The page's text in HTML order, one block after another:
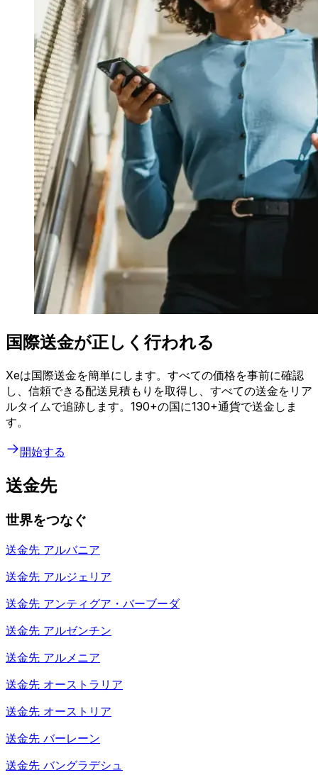
国際送金が正しく行われる
Xeは国際送金を簡単にします。すべての価格を事前に確認
し、信頼できる配送見積もりを取得し、すべての送金をリア
ルタイムで追跡します。190+の国に130+通貨で送金しま
す。
開始する
送金先
世界をつなぐ
送金先 アルバニア
送金先 アルジェリア
送金先 アンティグア・バーブーダ
送金先 アルゼンチン
送金先 アルメニア
送金先 オーストラリア
送金先 オーストリア
送金先 バーレーン
送金先 バングラデシュ